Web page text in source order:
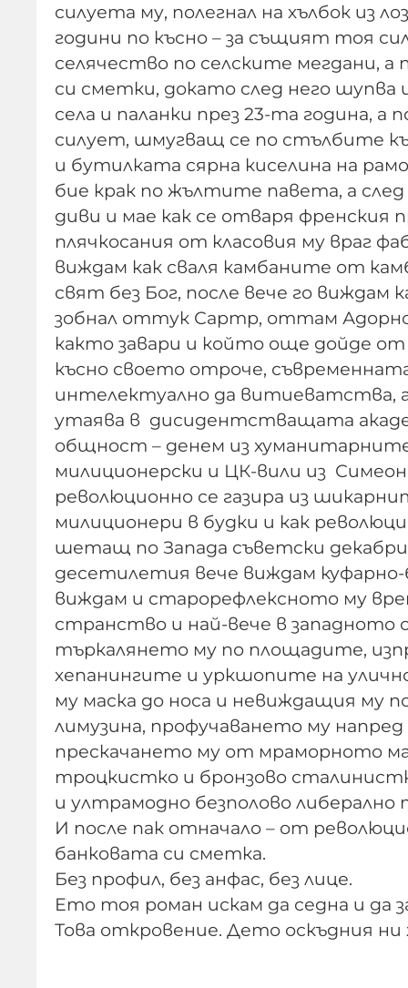
силуета му, полегнал на хълбок из
години по късно – за същият тоя
селячество по селските мегдани, а
си сметки, докато след него шупва
села и паланки през 23-та година,
силует, шмугващ се по стълбите
и бутилката сярна киселина на
бие крак по жълтите павета, а
диви и мае как се отваря френския
плячкосания от класовия му враг
виждам как сваля камбаните от
свят без Бог, после вече го
зобнал оттук Сартр, оттам Адорно
както завари и който още дойде
късно своето отроче,
интелектуално да витиеватства,
утаява в дисидентстващата
общност – дeнем из
милиционерски и ЦК-вили из
революционно се газира из
милиционери в будки и как
шетащ по Запада съветски
десетилетия вече виждам
виждам и старорефлексното му
странство и най-вече в
търкалянето му по площадите,
хепанингите и уркшопите на
му маска до носа и невиждащия му
лимузина, профучаването му
прескачането му от мраморното
троцкистко и бронзово
и ултрамодно безполово либерално
И после пак отначало – от
банковата си сметка.
Без профил, без анфас, без лице.
Ето тоя роман искам да седна и да
Това откровение. Дето оскъдния